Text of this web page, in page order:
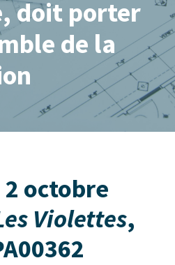
doit porter
de la
2 octobre
Violettes,